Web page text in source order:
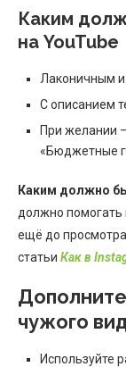
Каким
на YouTube
Лаконичным
С описанием
При желании
«Бюджетные
Каким должно
должно помогать
ещё до
статьи Как в
чужого
Используйте